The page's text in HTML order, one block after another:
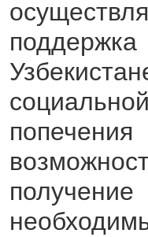
получение